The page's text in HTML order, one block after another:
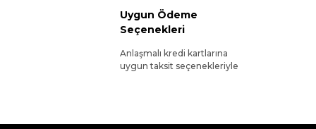
Uygun Ödeme
Seçenekleri
Anlaşmalı kredi kartlarına
uygun taksit seçenekleriyle